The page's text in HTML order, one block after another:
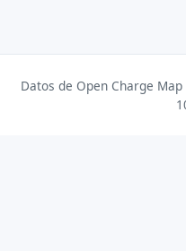
Datos de Open Charge